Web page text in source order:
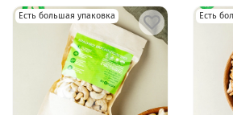
произошло во время
отразилось за такой
орехов.
В нашем ассортименте есть целая
и вкусных орехов. Подробнее
ними в разделе "Орехи, урбеч,
Есть большая упаковка Есть